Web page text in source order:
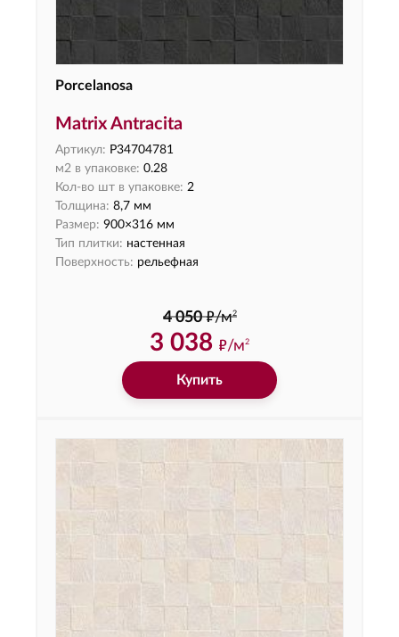
Porcelanosa
Matrix Antracita
Артикул: P34704781
м2 в упаковке: 0.28
Кол-во шт в упаковке: 2
Толщина: 8,7 мм
Размер: 900×316 мм
Тип плитки: настенная
Поверхность: рельефная
4 050 ф/м2
3 038 ф/м2
Купить